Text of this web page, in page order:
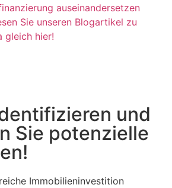
auseinandersetzen
Sie unseren Blogartikel zu
gleich hier!
und
Sie potenzielle
Immobilieninvestition